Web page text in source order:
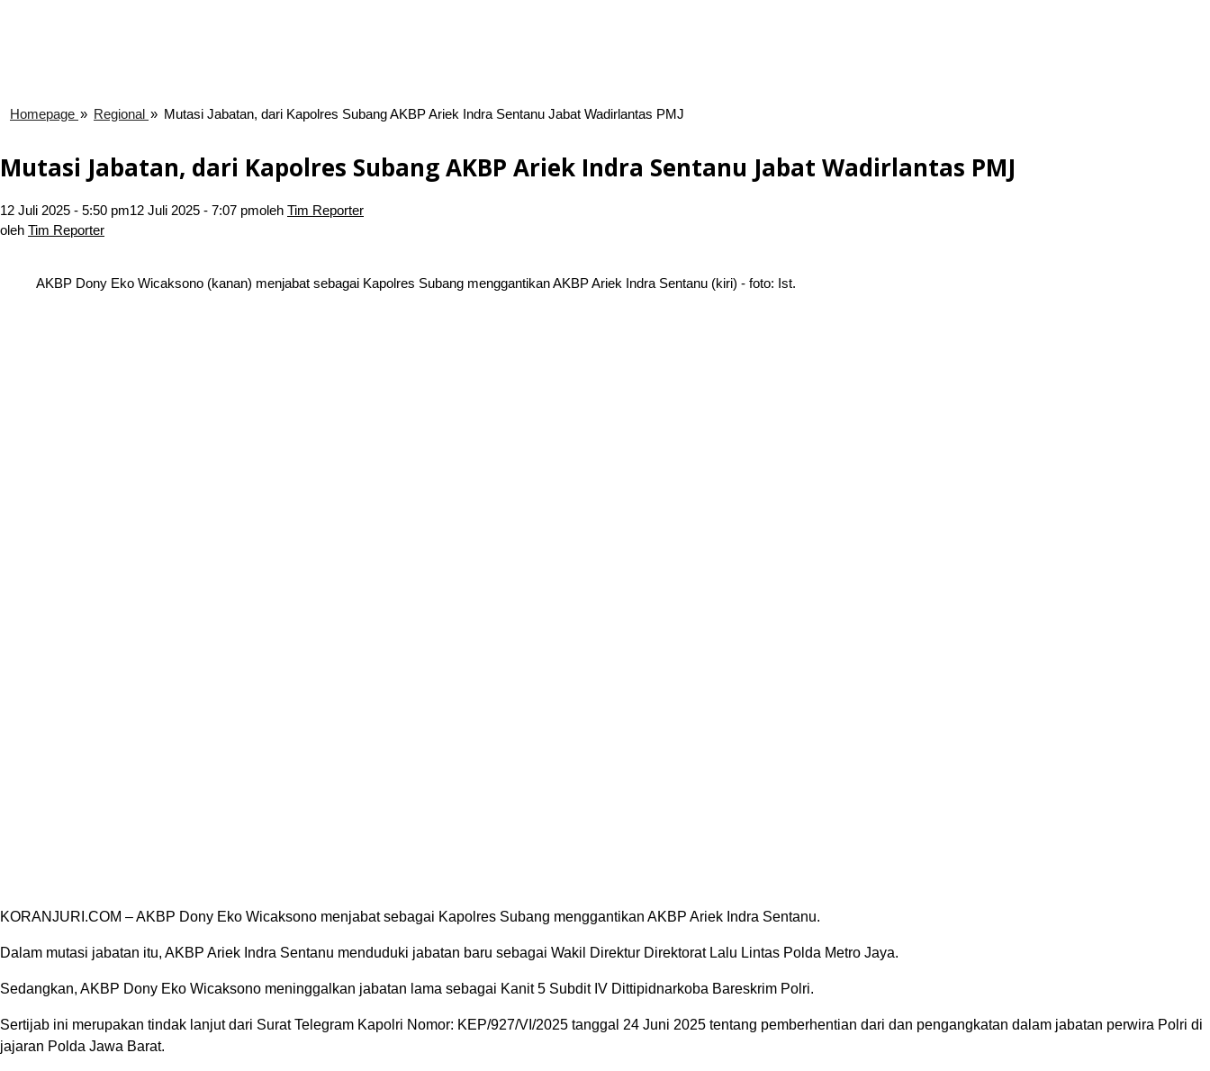
Homepage » Regional » Mutasi Jabatan, dari Kapolres Subang AKBP Ariek Indra Sentanu Jabat Wadirlantas PMJ
Mutasi Jabatan, dari Kapolres Subang AKBP Ariek Indra Sentanu Jabat Wadirlantas PMJ
12 Juli 2025 - 5:50 pm12 Juli 2025 - 7:07 pmoleh Tim Reporter
oleh Tim Reporter
AKBP Dony Eko Wicaksono (kanan) menjabat sebagai Kapolres Subang menggantikan AKBP Ariek Indra Sentanu (kiri) - foto: Ist.
KORANJURI.COM – AKBP Dony Eko Wicaksono menjabat sebagai Kapolres Subang menggantikan AKBP Ariek Indra Sentanu.
Dalam mutasi jabatan itu, AKBP Ariek Indra Sentanu menduduki jabatan baru sebagai Wakil Direktur Direktorat Lalu Lintas Polda Metro Jaya.
Sedangkan, AKBP Dony Eko Wicaksono meninggalkan jabatan lama sebagai Kanit 5 Subdit IV Dittipidnarkoba Bareskrim Polri.
Sertijab ini merupakan tindak lanjut dari Surat Telegram Kapolri Nomor: KEP/927/VI/2025 tanggal 24 Juni 2025 tentang pemberhentian dari dan pengangkatan dalam jabatan perwira Polri di
jajaran Polda Jawa Barat.